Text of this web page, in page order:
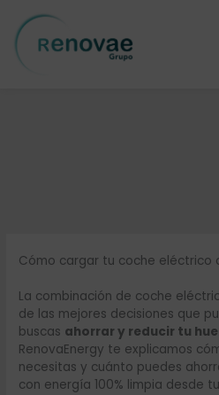
contenido
Cómo cargar tu coche eléctrico
La combinación de coche
de las mejores decisiones que
buscas ahorrar y reducir tu
RenovaEnergy te explicamos
necesitas y cuánto puedes
con energía 100% limpia desde